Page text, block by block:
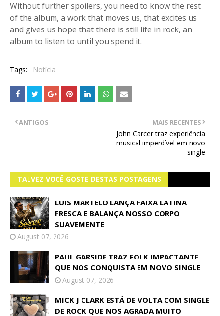
Without further spoilers, you need to know the rest
of the album, a work that moves us, that excites us
and gives us hope that there is still life in rock, an
album to listen to until you spend it.
Tags: Notícia
MAIS RECENTES
John Carcer traz experiência
musical imperdível em novo
single
ANTIGOS
TALVEZ VOCÊ GOSTE DESTAS POSTAGENS
LUIS MARTELO LANÇA FAIXA LATINA
FRESCA E BALANÇA NOSSO CORPO
SUAVEMENTE
August 07, 2026
PAUL GARSIDE TRAZ FOLK IMPACTANTE
QUE NOS CONQUISTA EM NOVO SINGLE
August 07, 2026
MICK J CLARK ESTÁ DE VOLTA COM SINGLE
DE ROCK QUE NOS AGRADA MUITO